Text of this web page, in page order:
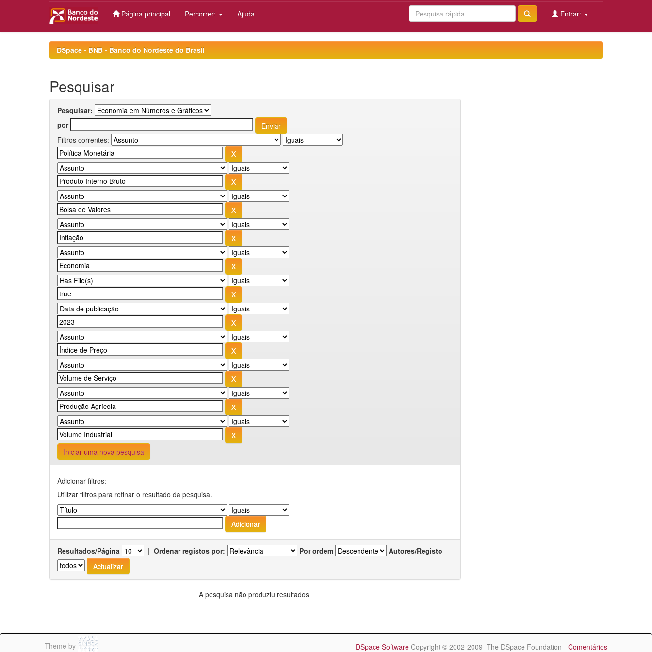
Página principal Percorrer: Ajuda Entrar:
DSpace - BNB - Banco do Nordeste do Brasil
Pesquisar
Pesquisar:
por
Filtros correntes:
Iniciar uma nova pesquisa
Adicionar filtros:
Utilizar filtros para refinar o resultado da pesquisa.
Resultados/Página | Ordenar registos por: Por ordem Autores/Registo
A pesquisa não produziu resultados.
Theme by DSpace Software Copyright © 2002-2009 The DSpace Foundation - Comentários